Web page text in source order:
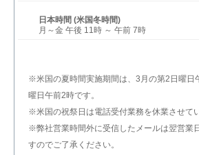
日本時間 (米国冬時間)
月～金 午後 11時 ～ 午前 7時
※米国の夏時間実施期間は、3月の第2日曜日
曜日午前2時です。
※米国の祝祭日は電話受付業務を休業させて
※弊社営業時間外に受信したメールは翌営業
すのでご了承ください。